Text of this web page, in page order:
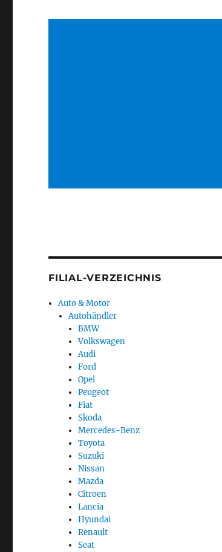
FILIAL-VERZEICHNIS
Auto & Motor
Autohändler
BMW
Volkswagen
Audi
Ford
Opel
Peugeot
Fiat
Skoda
Mercedes-Benz
Toyota
Suzuki
Nissan
Mazda
Citroen
Lancia
Hyundai
Renault
Seat